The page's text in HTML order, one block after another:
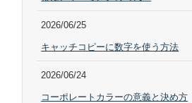
2026/06/25
キャッチコピーに数字を使う方法
2026/06/24
コーポレートカラーの意義と決め方